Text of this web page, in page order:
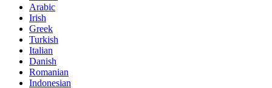
Arabic
Irish
Greek
Turkish
Italian
Danish
Romanian
Indonesian